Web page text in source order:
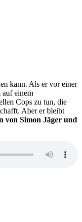
kann. Als er vor einer
auf einem
Cops zu tun, die
Aber er bleibt
von Simon Jäger und